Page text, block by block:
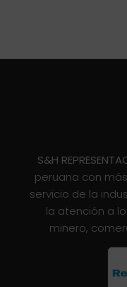
S&H
peruana con
servicio de la
la atención a
minero,